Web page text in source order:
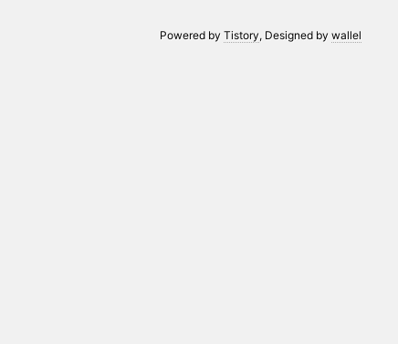
Powered byTistory, Designed bywallel